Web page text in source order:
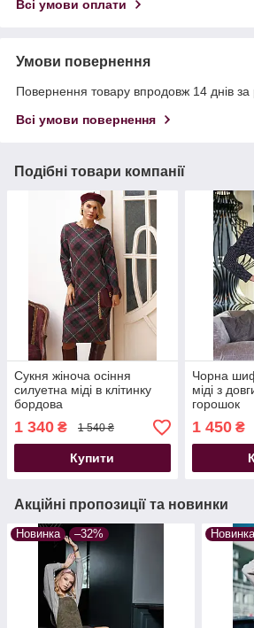
Всі умови оплати
Умови повернення
Повернення товару впродовж 14 днів за
Всі умови повернення
Подібні товари компанії
Сукня жіноча осіння
силуетна міді в клітинку
бордова
1 340 ₴ 1 540 ₴
Купити
Чорна
міді з
горошок
1 450₴
Акційні пропозиції та новинки
Новинка –32% Новинка